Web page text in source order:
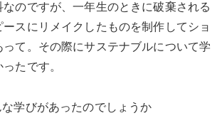
のですが、一年生のときに破棄される
スにリメイクしたものを制作してショ
って。その際にサステナブルについて学
たです。
学びがあったのでしょうか